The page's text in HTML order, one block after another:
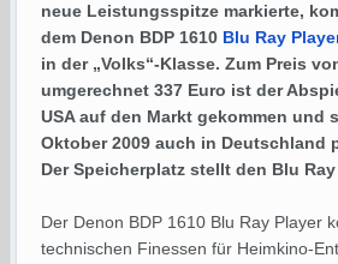
neue Leistungsspitze markierte,
dem Denon BDP 1610 Blu Ray
in der „Volks“-Klasse. Zum Preis
umgerechnet 337 Euro ist der
USA auf den Markt gekommen und
Oktober 2009 auch in Deutschland
Der Speicherplatz stellt den Blu Ray
Der Denon BDP 1610 Blu Ray Player
technischen Finessen für Heimkino-